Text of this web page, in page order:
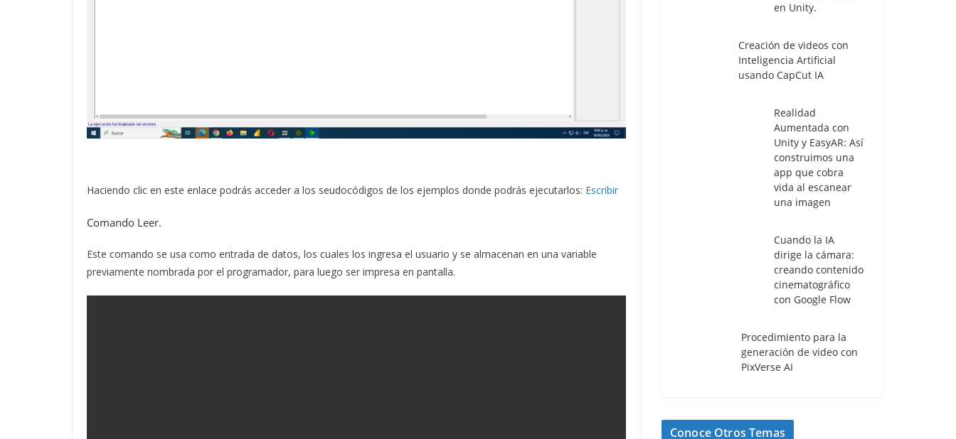
Haciendo clic en este enlace podrás acceder a los seudocódigos de los ejemplos donde podrás ejecutarlos: Escribir
Comando Leer.
Este comando se usa como entrada de datos, los cuales los ingresa el usuario y se almacenan en una variable
previamente nombrada por el programador, para luego ser impresa en pantalla.
en Unity.
Creación de videos con
Inteligencia Artificial
usando CapCut IA
Realidad
Aumentada con
Unity y EasyAR: Así
construimos una
app que cobra
vida al escanear
una imagen
Cuando la IA
dirige la cámara:
creando contenido
cinematográfico
con Google Flow
Procedimiento para la
generación de video con
PixVerse AI
Conoce Otros Temas